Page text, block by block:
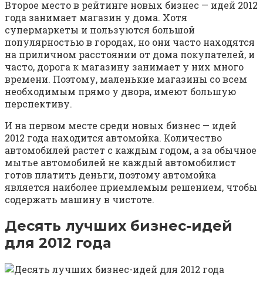
Второе место в рейтинге новых бизнес — идей 2012
года занимает магазин у дома. Хотя
супермаркеты и пользуются большой
популярностью в городах, но они часто находятся
на приличном расстоянии от дома покупателей, и
часто, дорога к магазину занимает у них много
времени. Поэтому, маленькие магазины со всем
необходимым прямо у двора, имеют большую
перспективу.
И на первом месте среди новых бизнес — идей
2012 года находится автомойка. Количество
автомобилей растет с каждым годом, а за обычное
мытье автомобилей не каждый автомобилист
готов платить деньги, поэтому автомойка
является наиболее приемлемым решением, чтобы
содержать машину в чистоте.
Десять лучших бизнес-идей
для 2012 года